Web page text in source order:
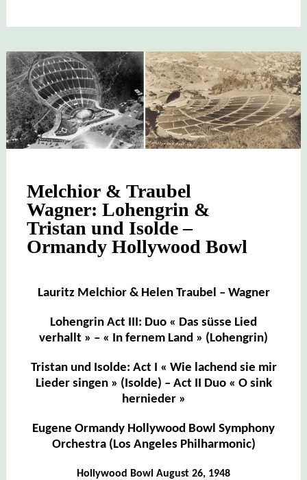
Melchior & Traubel
Wagner: Lohengrin &
Tristan und Isolde –
Ormandy Hollywood Bowl
Lauritz Melchior & Helen Traubel – Wagner
Lohengrin Act III: Duo « Das süsse Lied
verhallt » – « In fernem Land » (Lohengrin)
Tristan und Isolde: Act I « Wie lachend sie mir
Lieder singen » (Isolde) – Act II Duo « O sink
hernieder »
Eugene Ormandy Hollywood Bowl Symphony
Orchestra (Los Angeles Philharmonic)
Hollywood Bowl August 26, 1948